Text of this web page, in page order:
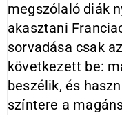
megszólaló diák
akasztani
sorvadása csak
következett be:
beszélik, és
színtere a